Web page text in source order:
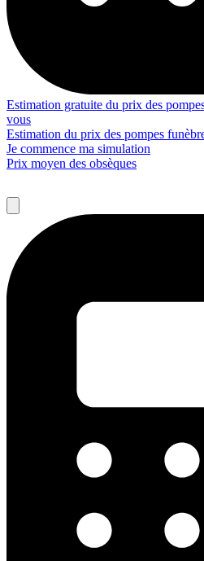
Estimation gratuite du prix des
vous
Estimation du prix des pompes
Je commence ma simulation
Prix moyen des obsèques